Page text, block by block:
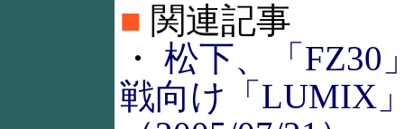
■ 関連記事
・ 松下、「FZ30
戦向け「LUMIX